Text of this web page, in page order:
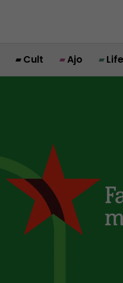
Cult Ajo